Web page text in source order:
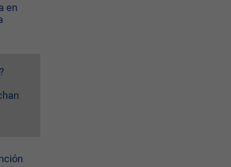
en